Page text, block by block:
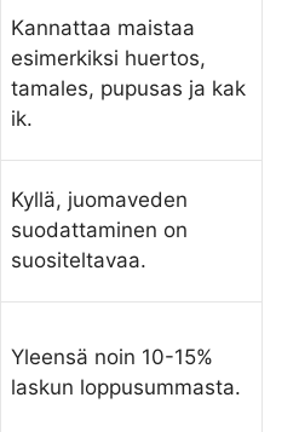
Kannattaa maistaa
esimerkiksi huertos,
tamales, pupusas ja kak
ik.
Kyllä, juomaveden
suodattaminen on
suositeltavaa.
Yleensä noin 10-15%
laskun loppusummasta.